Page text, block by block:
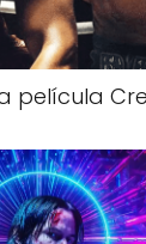
película